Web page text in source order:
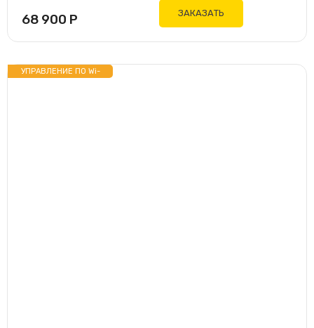
68 900 Р ЗАКАЗАТЬ
УПРАВЛЕНИЕ ПО Wi-